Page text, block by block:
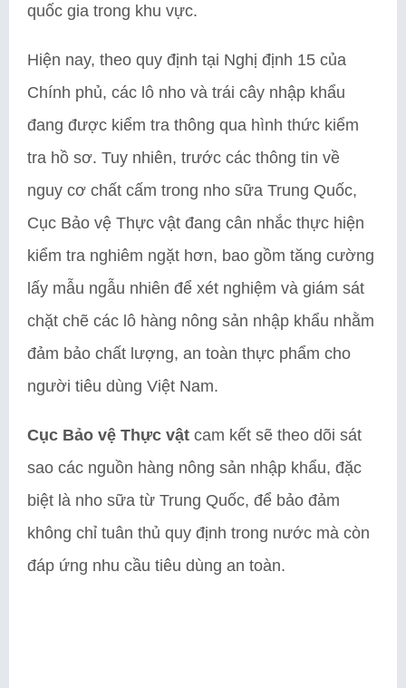
quốc gia trong khu vực.
Hiện nay, theo quy định tại Nghị định 15 của
Chính phủ, các lô nho và trái cây nhập khẩu
đang được kiểm tra thông qua hình thức kiểm
tra hồ sơ. Tuy nhiên, trước các thông tin về
nguy cơ chất cấm trong nho sữa Trung Quốc,
Cục Bảo vệ Thực vật đang cân nhắc thực hiện
kiểm tra nghiêm ngặt hơn, bao gồm tăng cường
lấy mẫu ngẫu nhiên để xét nghiệm và giám sát
chặt chẽ các lô hàng nông sản nhập khẩu nhằm
đảm bảo chất lượng, an toàn thực phẩm cho
người tiêu dùng Việt Nam.
Cục Bảo vệ Thực vật cam kết sẽ theo dõi sát
sao các nguồn hàng nông sản nhập khẩu, đặc
biệt là nho sữa từ Trung Quốc, để bảo đảm
không chỉ tuân thủ quy định trong nước mà còn
đáp ứng nhu cầu tiêu dùng an toàn.